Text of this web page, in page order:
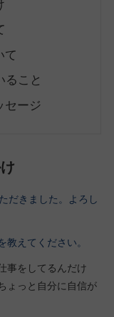
て
ること
セージ
だきました。よろし
えてください。
事をしてるんだけ
ょっと自分に自信が